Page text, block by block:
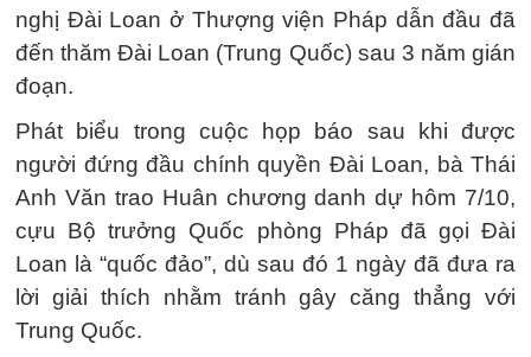
nghị Đài Loan ở Thượng viện Pháp dẫn đầu đã
đến thăm Đài Loan (Trung Quốc) sau 3 năm gián
đoạn.
Phát biểu trong cuộc họp báo sau khi được
người đứng đầu chính quyền Đài Loan, bà Thái
Anh Văn trao Huân chương danh dự hôm 7/10,
cựu Bộ trưởng Quốc phòng Pháp đã gọi Đài
Loan là “quốc đảo”, dù sau đó 1 ngày đã đưa ra
lời giải thích nhằm tránh gây căng thẳng với
Trung Quốc.